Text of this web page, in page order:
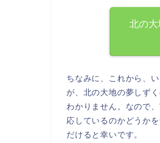
北の
ちなみに、これから、
が、北の大地の夢しず
わかりません。なので
応しているのかどうか
だけると幸いです。